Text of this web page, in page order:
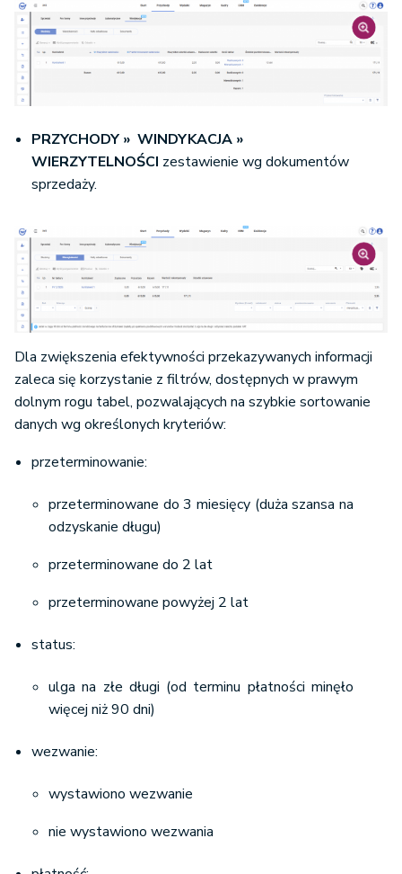
PRZYCHODY » WINDYKACJA »
WIERZYTELNOŚCI zestawienie wg dokumentów
sprzedaży.
Dla zwiększenia efektywności przekazywanych informacji
zaleca się korzystanie z filtrów, dostępnych w prawym
dolnym rogu tabel, pozwalających na szybkie sortowanie
danych wg określonych kryteriów:
przeterminowanie:
przeterminowane do 3 miesięcy (duża szansa na
odzyskanie długu)
przeterminowane do 2 lat
przeterminowane powyżej 2 lat
status:
ulga na złe długi (od terminu płatności minęło
więcej niż 90 dni)
wezwanie:
wystawiono wezwanie
nie wystawiono wezwania